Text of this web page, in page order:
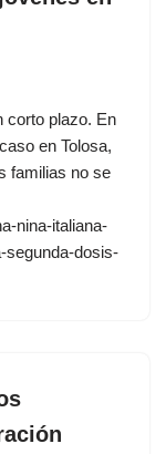
corto plazo. En
en Tolosa,
familias no se
nina-italiana-
segunda-dosis-